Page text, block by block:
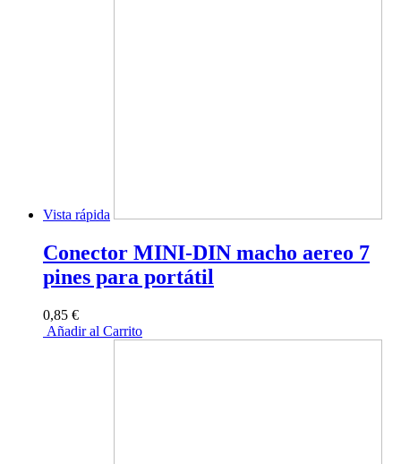
Vista rápida
Conector MINI-DIN macho aereo 7
pines para portátil
0,85 €
Añadir al Carrito